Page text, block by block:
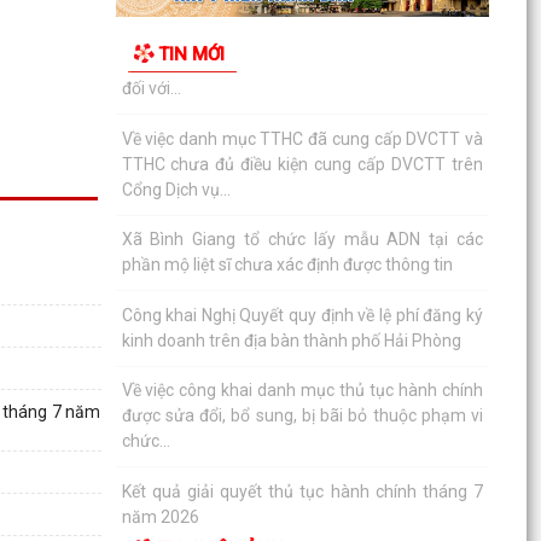
7 năm
TIN MỚI
Về việc công khai danh mục thủ tục hành chính
chức...
năm 2026
XÃ BÌNH GIANG TỔ CHỨC TẬP HUẤN VỀ HỆ
CHUẨN QUỐC GIA TCVN...
đối với người hoạt động không chuyên trách ở
thôn
Nghị quyết Về việc quy định mức chi thăm chúc
tết Nguyên đán, thăm hỏi ốm đau, trợ cấp đối
với một...
Bình Giang triển khai Kế hoạch lấy mẫu hài cốt
liệt sĩ